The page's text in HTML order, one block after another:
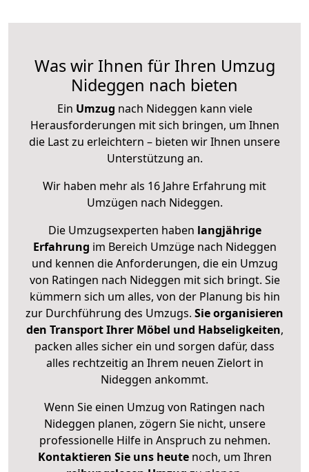
Was wir Ihnen für Ihren Umzug
Nideggen nach bieten
Ein Umzug nach Nideggen kann viele
Herausforderungen mit sich bringen, um Ihnen
die Last zu erleichtern – bieten wir Ihnen unsere
Unterstützung an.
Wir haben mehr als 16 Jahre Erfahrung mit
Umzügen nach Nideggen.
Die Umzugsexperten haben langjährige
Erfahrung im Bereich Umzüge nach Nideggen
und kennen die Anforderungen, die ein Umzug
von Ratingen nach Nideggen mit sich bringt. Sie
kümmern sich um alles, von der Planung bis hin
zur Durchführung des Umzugs. Sie organisieren
den Transport Ihrer Möbel und Habseligkeiten,
packen alles sicher ein und sorgen dafür, dass
alles rechtzeitig an Ihrem neuen Zielort in
Nideggen ankommt.
Wenn Sie einen Umzug von Ratingen nach
Nideggen planen, zögern Sie nicht, unsere
professionelle Hilfe in Anspruch zu nehmen.
Kontaktieren Sie uns heutenoch, um Ihren